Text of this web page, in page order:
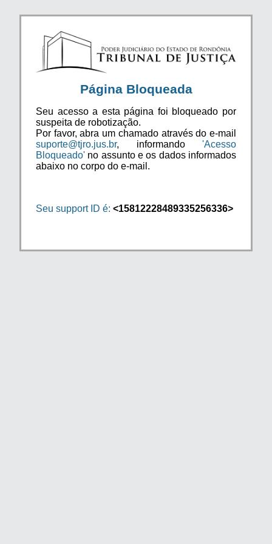
Página Bloqueada
Seu acesso a esta página foi bloqueado por
suspeita de robotização.
Por favor, abra um chamado através do e-mail
suporte@tjro.jus.br, informando 'Acesso
Bloqueado' no assunto e os dados informados
abaixo no corpo do e-mail.
Seu support ID é: <15812228489335256336>